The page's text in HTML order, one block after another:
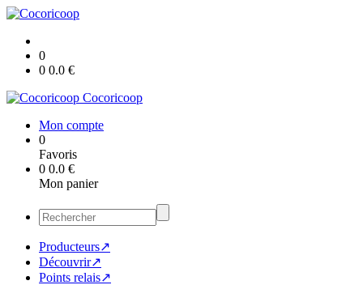
0
0 0.0 €
Cocoricoop
Mon compte
0
Favoris
0 0.0 €
Mon panier
Producteurs↗
Découvrir↗
Points relais↗